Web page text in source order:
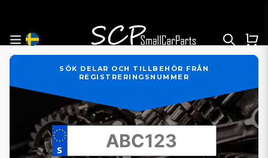
SÖK DELAR OCH TILLBEHÖR FRÅN
REGISTRERINGSNUMMER